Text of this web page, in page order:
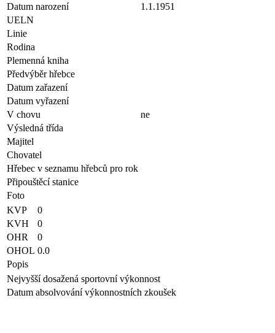
Datum narození
1.1.1951
UELN
Linie
Rodina
Plemenná kniha
Předvýběr hřebce
Datum zařazení
Datum vyřazení
V chovu
ne
Výsledná třída
Majitel
Chovatel
Hřebec v seznamu hřebců pro rok
Připouštěcí stanice
Foto
KVP
0
KVH
0
OHR
0
OHOL 0.0
Popis
Nejvyšší dosažená sportovní výkonnost
Datum absolvování výkonnostních zkoušek